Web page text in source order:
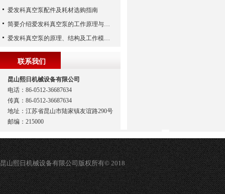
爱发科真空泵配件及耗材选购指南
简要介绍爱发科真空泵的工作原理与主要部件
爱发科真空泵的原理、结构及工作模式解析
联系我们
昆山熙日机械设备有限公司
电话：86-0512-36687634
传真：86-0512-36687634
地址：江苏省昆山市陆家镇友谊路290号
邮编：215000
昆山熙日机械设备有限公司版权所有© 2018